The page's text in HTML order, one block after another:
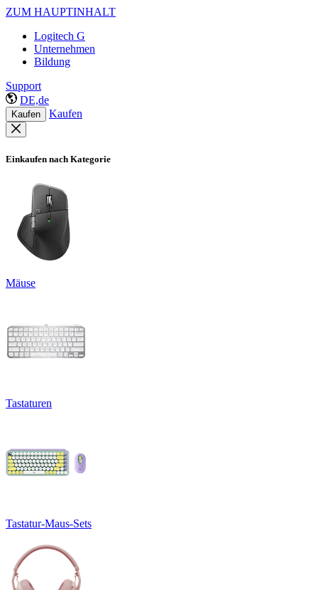
ZUM HAUPTINHALT
Logitech G
Unternehmen
Bildung
Support
DE,de
Kaufen Kaufen
Einkaufen nach Kategorie
Mäuse
Tastaturen
Tastatur-Maus-Sets